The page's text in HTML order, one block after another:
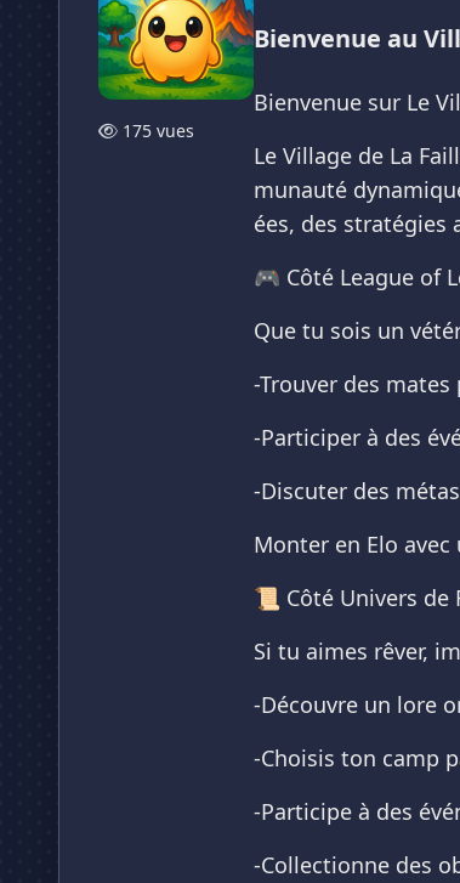
175 vues
Bienvenue au
Bienvenue sur Le
Le Village de La
munauté
ées, des stratégies
🎮 Côté League of
Que tu sois un
-Trouver des
-Participer à des
-Discuter des
Monter en Elo
📜 Côté Univers de
Si tu aimes rêver,
-Découvre un lore
-Choisis ton camp
-Participe à des
-Collectionne des